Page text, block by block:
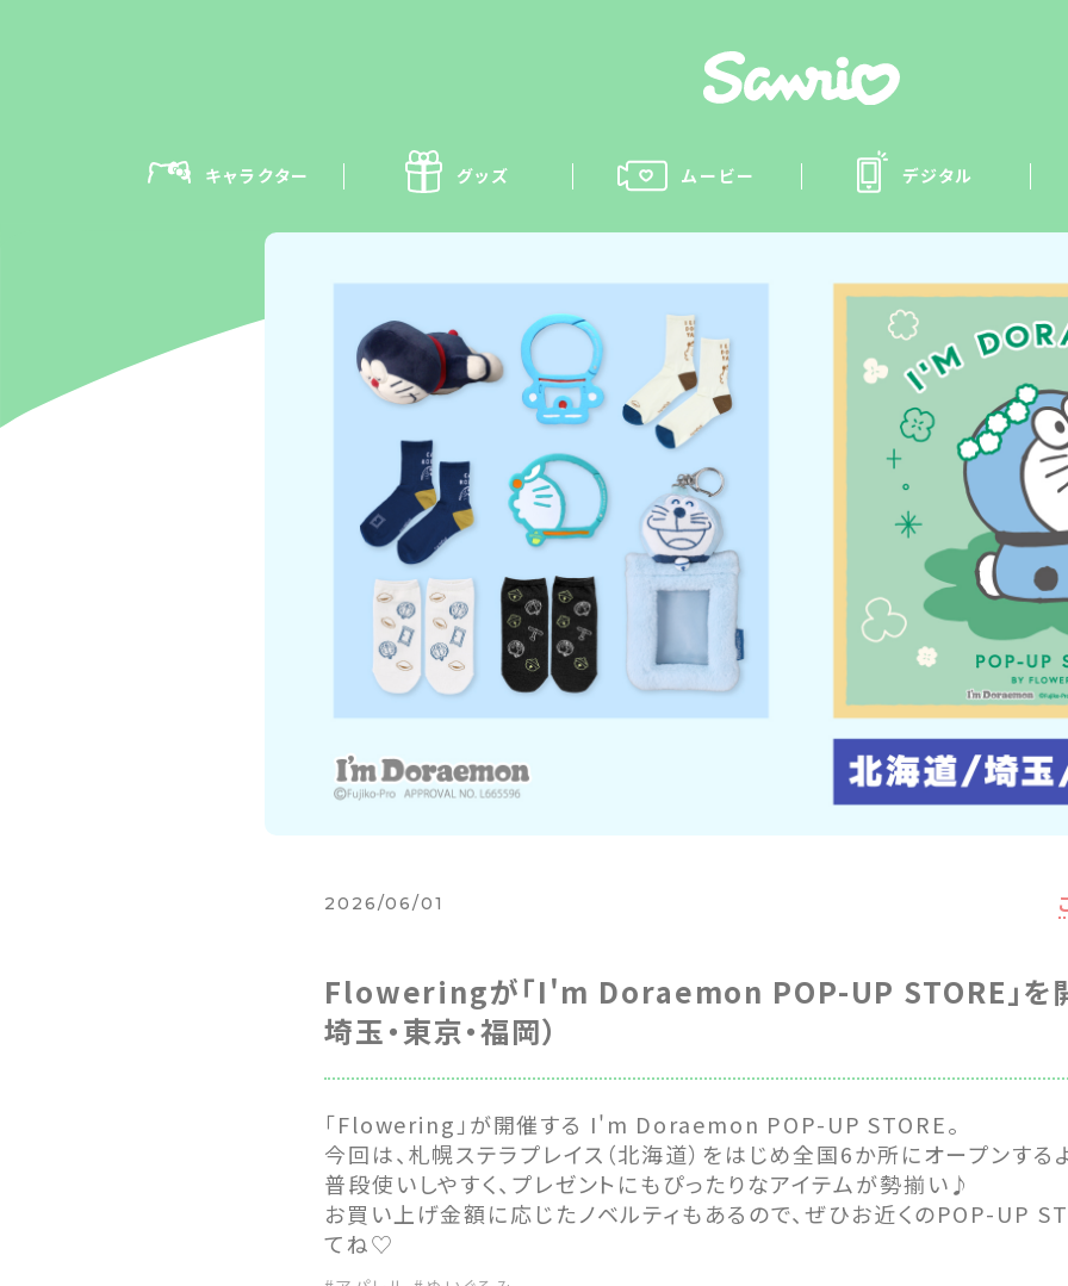
キャラクター グッズ ムービー デジタル
2026/06/01
Floweringが「I'm Doraemon POP-UP STORE」を開
埼玉・東京・福岡）
「Flowering」が開催する I'm Doraemon POP-UP STORE。
今回は、札幌ステラプレイス（北海道）をはじめ全国6か所にオープンする
普段使いしやすく、プレゼントにもぴったりなアイテムが勢揃い♪
お買い上げ金額に応じたノベルティもあるので、ぜひお近くのPOP-UP
てね♡